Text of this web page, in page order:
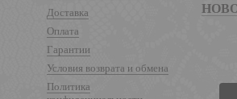
Доставка
Оплата
Гарантии
Условия возврата и обмена
Политика